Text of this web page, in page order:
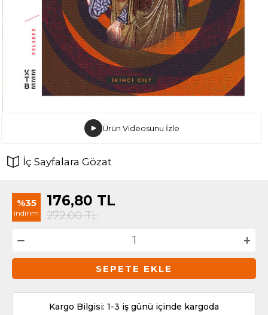
Ürün Videosunu İzle
İç Sayfalara Gözat
%35
indirim
176,80 TL
272,00TL
SEPETE EKLE
Kargo Bilgisi: 1-3 iş günü içinde kargoda